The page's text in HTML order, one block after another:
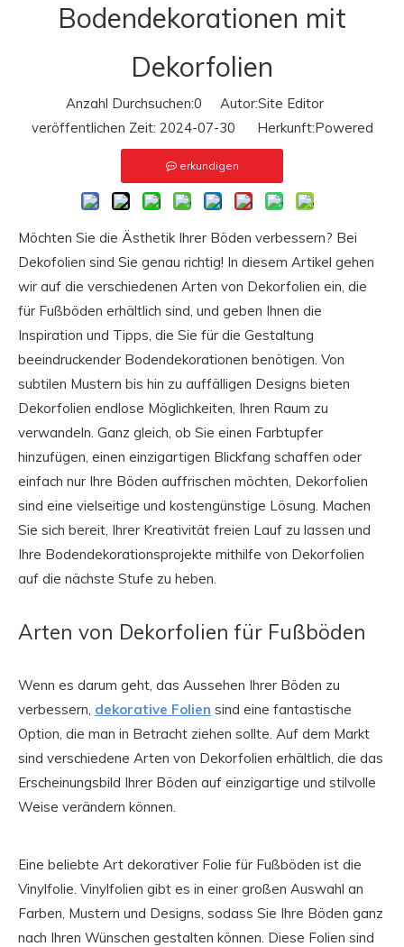
Bodendekorationen mit
Dekorfolien
Anzahl Durchsuchen:0 Autor:Site Editor
veröffentlichen Zeit: 2024-07-30 Herkunft:Powered
erkundigen
Möchten Sie die Ästhetik Ihrer Böden verbessern? Bei
Dekofolien sind Sie genau richtig! In diesem Artikel gehen
wir auf die verschiedenen Arten von Dekorfolien ein, die
für Fußböden erhältlich sind, und geben Ihnen die
Inspiration und Tipps, die Sie für die Gestaltung
beeindruckender Bodendekorationen benötigen. Von
subtilen Mustern bis hin zu auffälligen Designs bieten
Dekorfolien endlose Möglichkeiten, Ihren Raum zu
verwandeln. Ganz gleich, ob Sie einen Farbtupfer
hinzufügen, einen einzigartigen Blickfang schaffen oder
einfach nur Ihre Böden auffrischen möchten, Dekorfolien
sind eine vielseitige und kostengünstige Lösung. Machen
Sie sich bereit, Ihrer Kreativität freien Lauf zu lassen und
Ihre Bodendekorationsprojekte mithilfe von Dekorfolien
auf die nächste Stufe zu heben.
Arten von Dekorfolien für Fußböden
Wenn es darum geht, das Aussehen Ihrer Böden zu
verbessern, dekorative Folien sind eine fantastische
Option, die man in Betracht ziehen sollte. Auf dem Markt
sind verschiedene Arten von Dekorfolien erhältlich, die das
Erscheinungsbild Ihrer Böden auf einzigartige und stilvolle
Weise verändern können.
Eine beliebte Art dekorativer Folie für Fußböden ist die
Vinylfolie. Vinylfolien gibt es in einer großen Auswahl an
Farben, Mustern und Designs, sodass Sie Ihre Böden ganz
nach Ihren Wünschen gestalten können. Diese Folien sind